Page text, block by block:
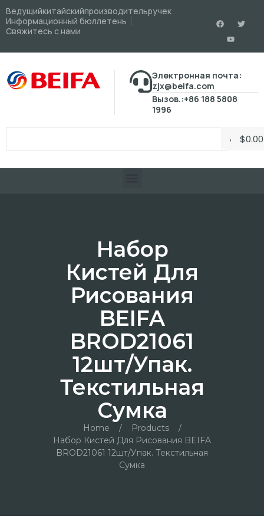
Ведущийкитайскийпроизводительручек
Информационный бюллетень
Свяжитесь с нами
Электронная почта:
zjx@beifa.com
Вызов.:+86 188 5808
1996
$0.00
Набор
Кистей Для
Рисования
BEIFA
BROD21061
12шт/упак.
Текстильная
Сумка
Home / Products
/
Набор Кистей Для Рисования BEIFA
BROD21061 12шт/упак. Текстильная
Сумка